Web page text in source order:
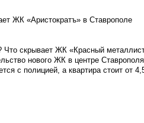
ЖК «Аристократъ» в Ставрополе
Что скрывает ЖК «Красный
нового ЖК в центре
с полицией, а квартира стоит от